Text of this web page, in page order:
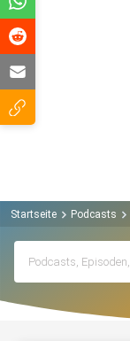
Startseite Podcasts